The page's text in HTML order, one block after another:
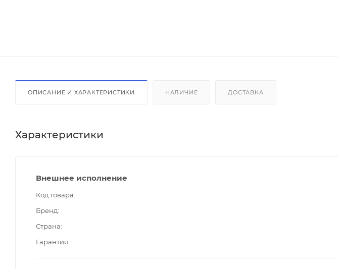
ОПИСАНИЕ И ХАРАКТЕРИСТИКИ НАЛИЧИЕ ДОСТАВКА
Характеристики
Внешнее исполнение
Код товара
Бренд
Страна
Гарантия